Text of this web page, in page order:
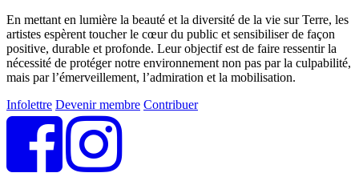
En mettant en lumière la beauté et la diversité de la vie sur Terre, les
artistes espèrent toucher le cœur du public et sensibiliser de façon
positive, durable et profonde. Leur objectif est de faire ressentir la
nécessité de protéger notre environnement non pas par la culpabilité,
mais par l’émerveillement, l’admiration et la mobilisation.
Infolettre Devenir membre Contribuer